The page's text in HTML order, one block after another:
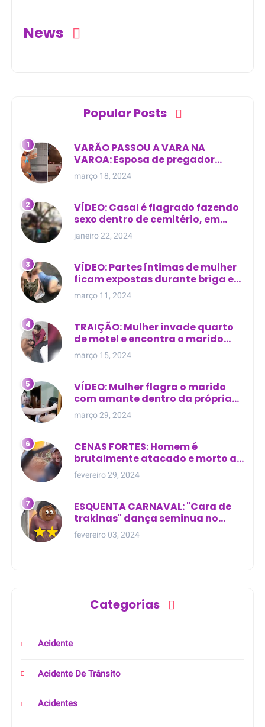
News
Popular Posts
VARÃO PASSOU A VARA NA
VAROA: Esposa de pregador
evangélico descobre
relacionamento extra-conjugal
março 18, 2024
VÍDEO: Casal é flagrado fazendo
sexo dentro de cemitério, em
cima de túmulo no Maranhão
janeiro 22, 2024
VÍDEO: Partes íntimas de mulher
ficam expostas durante briga em
Manaus
março 11, 2024
TRAIÇÃO: Mulher invade quarto
de motel e encontra o marido
com outra na cama
março 15, 2024
VÍDEO: Mulher flagra o marido
com amante dentro da própria
residência
março 29, 2024
CENAS FORTES: Homem é
brutalmente atacado e morto a
golpes de facão em joão lisboa
fevereiro 29, 2024
ESQUENTA CARNAVAL: "Cara de
trakinas" dança seminua no
meio da rua na Bahia
fevereiro 03, 2024
Categorias
Acidente
Acidente De Trânsito
Acidentes